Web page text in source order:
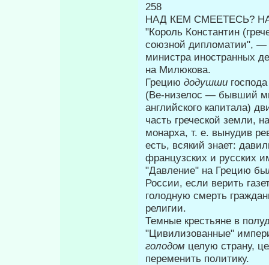
258
НАД КЕМ СМЕЕТЕСЬ?
"Король Константин
союзной дипломатии", —
министра иностран­ных
на Милюкова.
Грецию додушши
(Ве-низелос — бывший
английского капита­ла)
часть греческой земли,
монарха, т. е. вынудив
есть, всякий знает:
французских и русских
"Давление" на Грецию
России, если верить
голодную смерть
религии.
Темные крестьяне в
"Ци­вилизованные"
голодом целую страну,
переменить политику.